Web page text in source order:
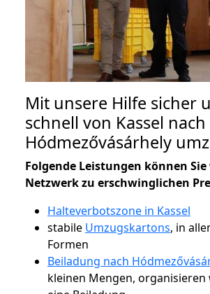
Mit unsere Hilfe sicher
schnell von Kassel nach
Hódmezővásárhely
Folgende Leistungen können
Netzwerk zu erschwinglichen
Halteverbotszone in Kassel
stabile Umzugskartons, in
Formen
Beiladung nach
kleinen Mengen, organisieren